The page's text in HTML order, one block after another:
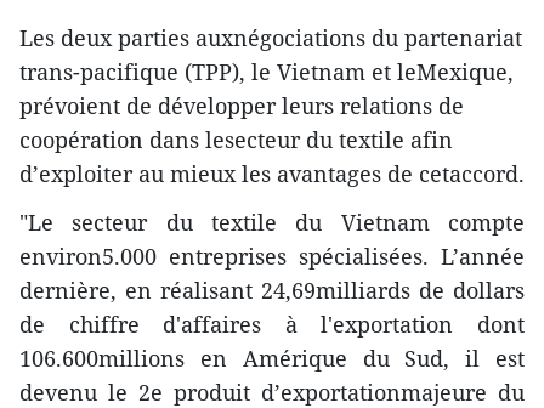
Les deux parties auxnégociations du partenariat
trans-pacifique (TPP), le Vietnam et leMexique,
prévoient de développer leurs relations de
coopération dans lesecteur du textile afin
d’exploiter au mieux les avantages de cetaccord.
"Le secteur du textile du Vietnam compte
environ5.000 entreprises spécialisées. L’année
dernière, en réalisant 24,69milliards de dollars
de chiffre d'affaires à l'exportation dont
106.600millions en Amérique du Sud, il est
devenu le 2e produit d’exportationmajeure du